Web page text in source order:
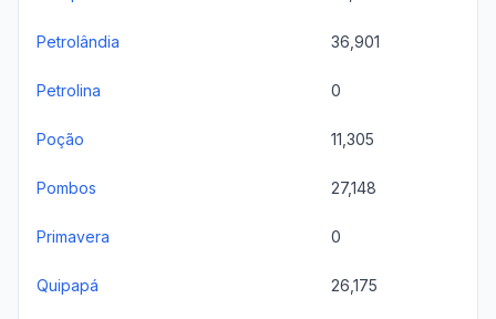
Petrolândia 36,901
Petrolina 0
Poção 11,305
Pombos 27,148
Primavera 0
Quipapá 26,175